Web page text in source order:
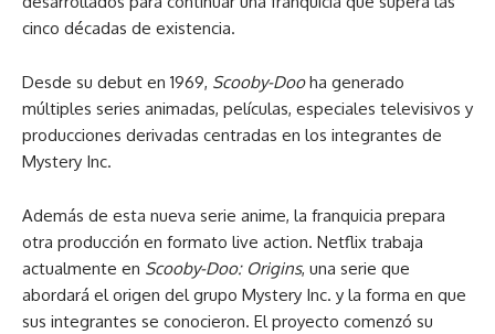
cinco décadas de existencia.
Desde su debut en 1969, Scooby-Dooha generado
múltiples series animadas, películas, especiales televisivos y
producciones derivadas centradas en los integrantes de
Mystery Inc.
Además de esta nueva serie anime, la franquicia prepara
otra producción en formato live action. Netflix trabaja
actualmente en Scooby-Doo: Origins, una serie que
abordará el origen del grupo Mystery Inc. y la forma en que
sus integrantes se conocieron. El proyecto comenzó su